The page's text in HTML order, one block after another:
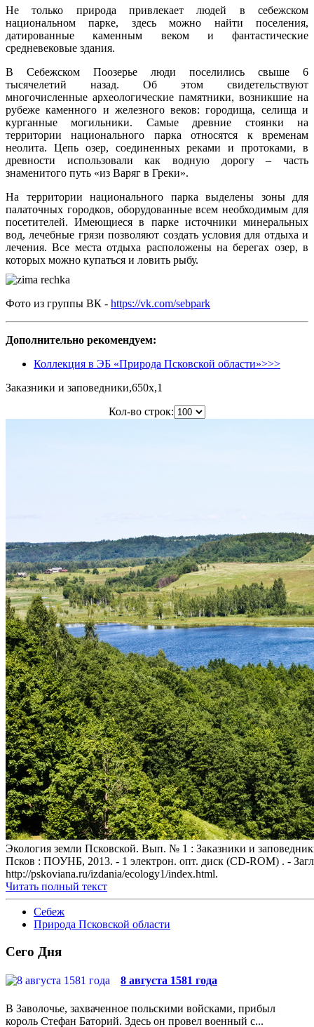
Не только природа привлекает людей в себежском
национальном парке, здесь можно найти поселения,
датированные каменным веком и фантастические
средневековые здания.
В Себежском Поозерье люди поселились свыше 6
тысячелетий назад. Об этом свидетельствуют
многочисленные археологические памятники, возникшие на
рубеже каменного и железного веков: городища, селища и
курганные могильники. Самые древние стоянки на
территории национального парка относятся к временам
неолита. Цепь озер, соединенных реками и протоками, в
древности использовали как водную дорогу – часть
знаменитого путь «из Варяг в Греки».
На территории национального парка выделены зоны для
палаточных городков, оборудованные всем необходимым для
посетителей. Имеющиеся в парке источники минеральных
вод, лечебные грязи позволяют создать условия для отдыха и
лечения. Все места отдыха расположены на берегах озер, в
которых можно купаться и ловить рыбу.
Фото из группы ВК - https://vk.com/sebpark
Дополнительно рекомендуем:
Коллекция в ЭБ «Природа Псковской области»>>>
Заказники и заповедники,650x,1
Кол-во строк:
Экология земли Псковской. Вып. № 1 : Заказники и
Псков : ПОУНБ, 2013. - 1 электрон. опт. диск (CD-ROM) . -
http://pskoviana.ru/izdania/ecology1/index.html.
Читать полный текст
Себеж
Природа Псковской области
Сего Дня
8 августа 1581 года
В Заволочье, захваченное польскими войсками, прибыл
король Стефан Баторий. Здесь он провел военный с...